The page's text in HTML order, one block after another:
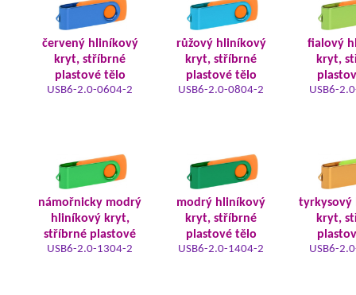
červený hliníkový
kryt, stříbrné
plastové tělo
USB6-2.0-0604-2
růžový hliníkový
kryt, stříbrné
plastové tělo
USB6-2.0-0804-2
fialový
kryt,
USB6-
námořnicky modrý
hliníkový kryt,
stříbrné plastové
USB6-2.0-1304-2
modrý hliníkový
kryt, stříbrné
plastové tělo
USB6-2.0-1404-2
tyrkysový
kryt,
USB6-